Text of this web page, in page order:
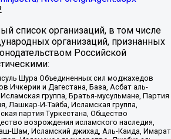
список организаций, в том числе
организаций, признанных
Российской
Шура Объединенных сил моджахедов
Ичкерии и Дагестана, База, Асбат аль-
группа, Братья-мусульмане, Партия
Лашкар-И-Тайба, Исламская группа,
партия Туркестана, Общество
возрождения исламского наследия,
Шам, Исламский джихад, Аль-Каида, Имарат